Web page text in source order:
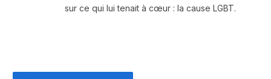
sur ce qui lui tenait à cœur : la cause LGBT.